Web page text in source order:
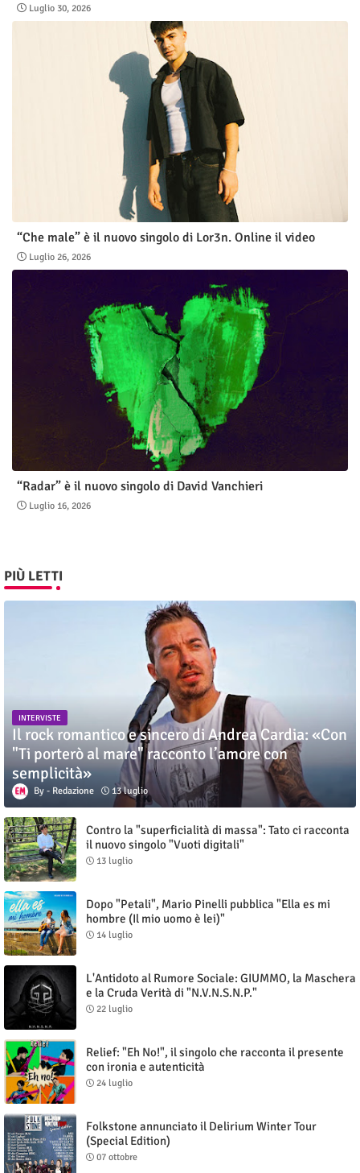
Luglio 30, 2026
“Che male” è il nuovo singolo di Lor3n. Online il video
Luglio 26, 2026
“Radar” è il nuovo singolo di David Vanchieri
Luglio 16, 2026
PIÙ LETTI
INTERVISTE
Il rock romantico e sincero di Andrea Cardia: «Con
"Ti porterò al mare" racconto l’amore con
semplicità»
Redazione 13 luglio
Contro la "superficialità di massa": Tato ci racconta
il nuovo singolo "Vuoti digitali"
13 luglio
Dopo "Petali", Mario Pinelli pubblica "Ella es mi
hombre (Il mio uomo è lei)"
14 luglio
L'Antidoto al Rumore Sociale: GIUMMO, la Maschera
e la Cruda Verità di "N.V.N.S.N.P."
22 luglio
Relief: "Eh No!", il singolo che racconta il presente
con ironia e autenticità
24 luglio
Folkstone annunciato il Delirium Winter Tour
(Special Edition)
07 ottobre